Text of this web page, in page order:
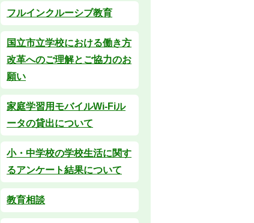
フルインクルーシブ教育
国立市立学校における働き方
改革へのご理解とご協力のお
願い
家庭学習用モバイルWi-Fiル
ータの貸出について
小・中学校の学校生活に関す
るアンケート結果について
教育相談